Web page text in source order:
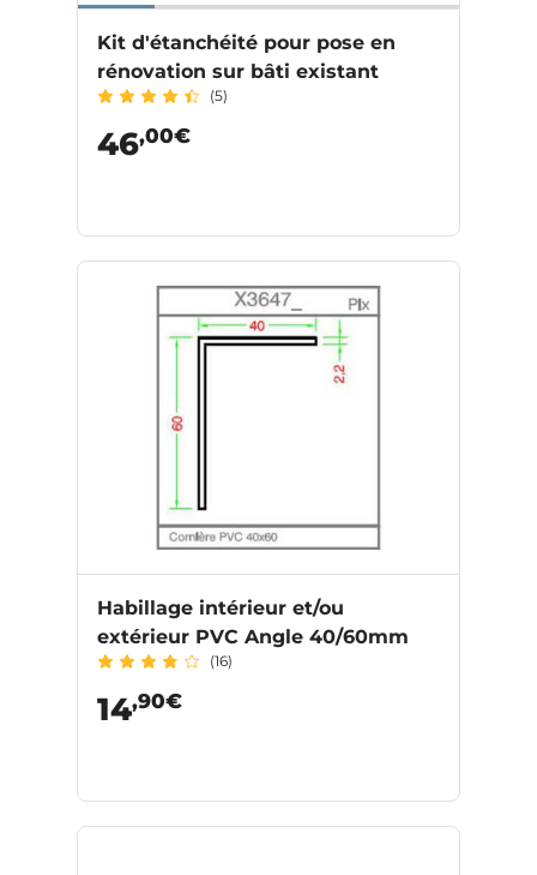
Kit d'étanchéité pour pose en
rénovation sur bâti existant
(5)
46,00€
Habillage intérieur et/ou
extérieur PVC Angle 40/60mm
(16)
14,90€